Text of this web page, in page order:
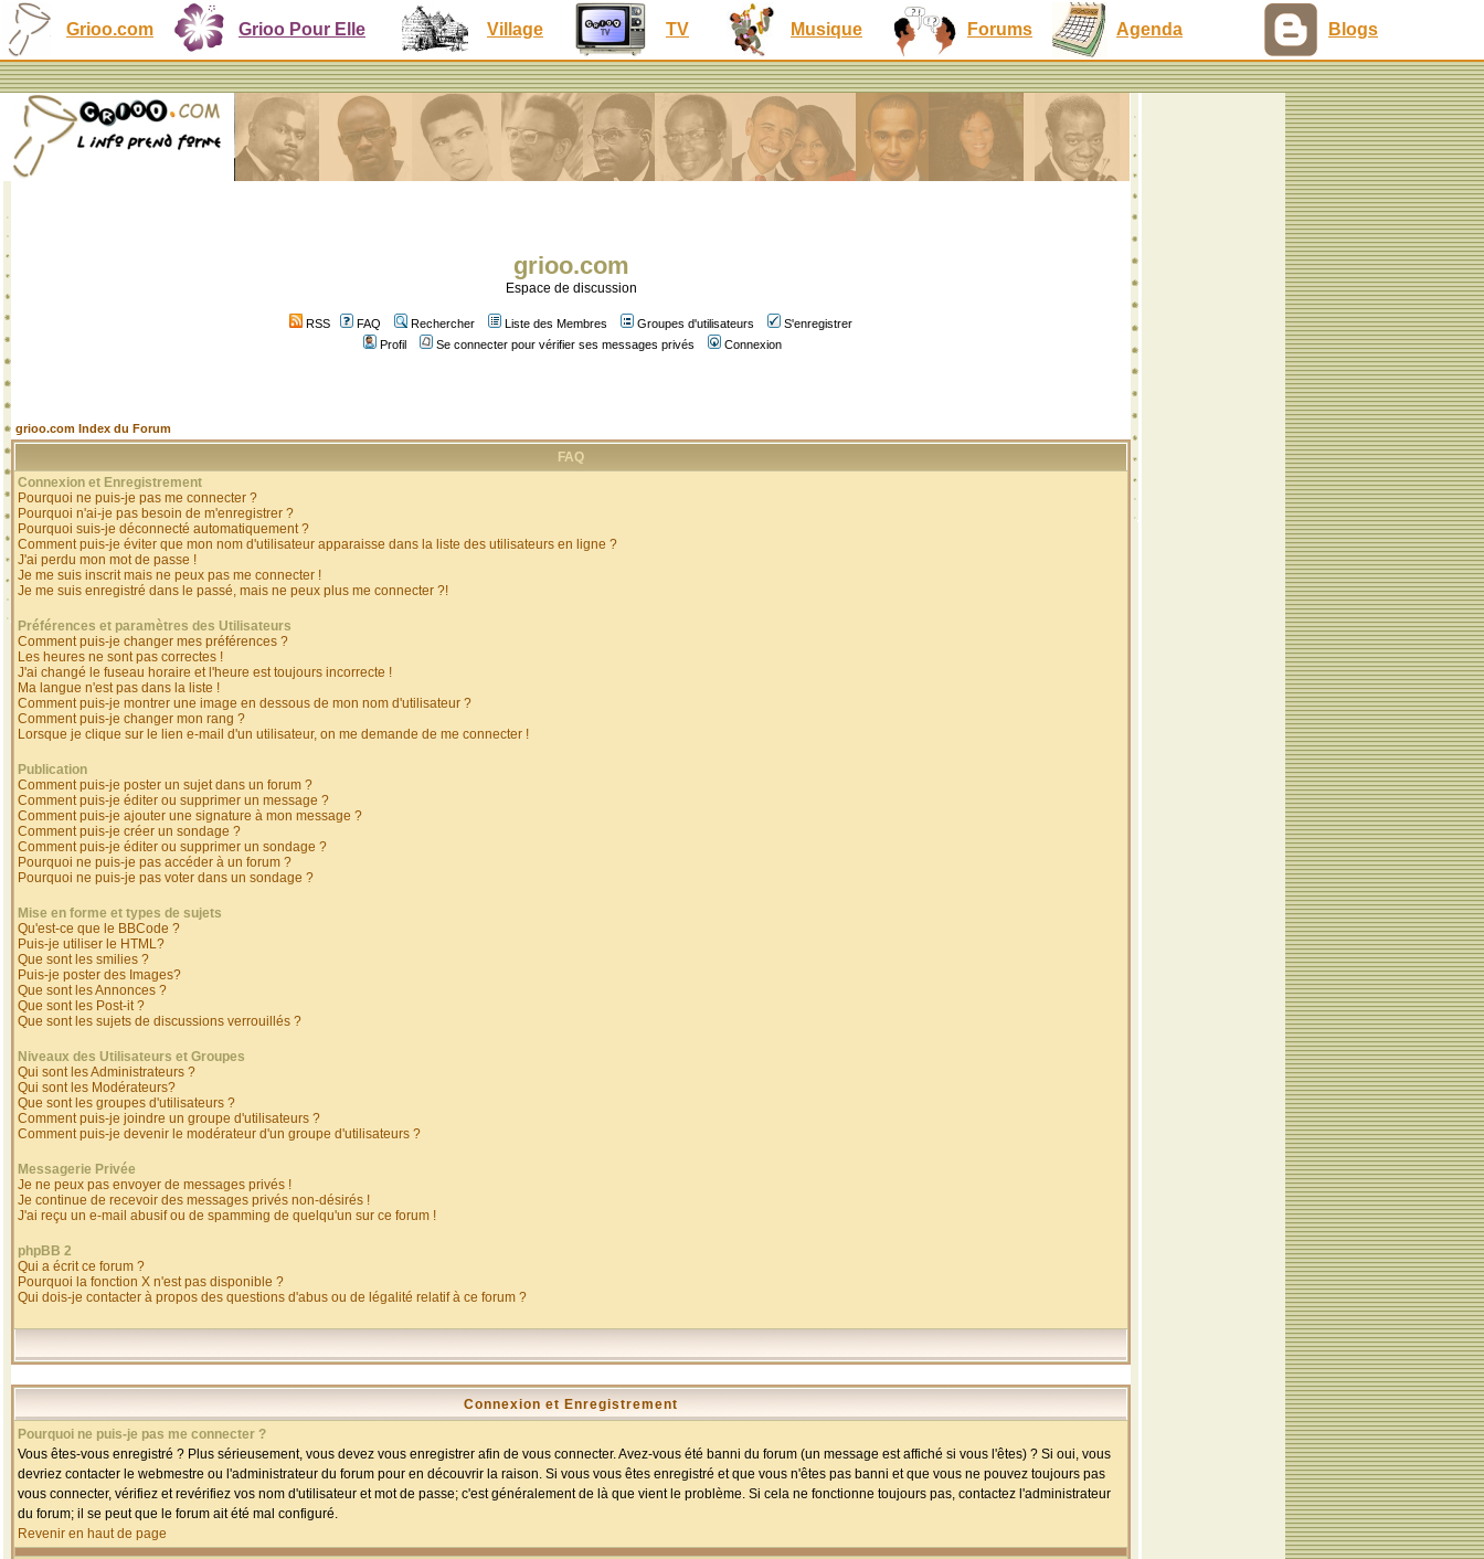
Grioo.com Grioo Pour Elle Village TV Musique Forums Agenda Blogs
grioo.com
Espace de discussion
RSS FAQ Rechercher Liste des Membres Groupes d'utilisateurs
S'enregistrer
Profil
Se connecter pour vérifier ses messages privés Connexion
grioo.com Index du Forum
FAQ
Connexion et Enregistrement
Pourquoi ne puis-je pas me connecter ?
Pourquoi n'ai-je pas besoin de m'enregistrer ?
Pourquoi suis-je déconnecté automatiquement ?
Comment puis-je éviter que mon nom d'utilisateur apparaisse dans la liste des utilisateurs en ligne ?
J'ai perdu mon mot de passe !
Je me suis inscrit mais ne peux pas me connecter !
Je me suis enregistré dans le passé, mais ne peux plus me connecter ?!
Préférences et paramètres des Utilisateurs
Comment puis-je changer mes préférences ?
Les heures ne sont pas correctes !
J'ai changé le fuseau horaire et l'heure est toujours incorrecte !
Ma langue n'est pas dans la liste !
Comment puis-je montrer une image en dessous de mon nom d'utilisateur ?
Comment puis-je changer mon rang ?
Lorsque je clique sur le lien e-mail d'un utilisateur, on me demande de me connecter !
Publication
Comment puis-je poster un sujet dans un forum ?
Comment puis-je éditer ou supprimer un message ?
Comment puis-je ajouter une signature à mon message ?
Comment puis-je créer un sondage ?
Comment puis-je éditer ou supprimer un sondage ?
Pourquoi ne puis-je pas accéder à un forum ?
Pourquoi ne puis-je pas voter dans un sondage ?
Mise en forme et types de sujets
Qu'est-ce que le BBCode ?
Puis-je utiliser le HTML?
Que sont les smilies ?
Puis-je poster des Images?
Que sont les Annonces ?
Que sont les Post-it ?
Que sont les sujets de discussions verrouillés ?
Niveaux des Utilisateurs et Groupes
Qui sont les Administrateurs ?
Qui sont les Modérateurs?
Que sont les groupes d'utilisateurs ?
Comment puis-je joindre un groupe d'utilisateurs ?
Comment puis-je devenir le modérateur d'un groupe d'utilisateurs ?
Messagerie Privée
Je ne peux pas envoyer de messages privés !
Je continue de recevoir des messages privés non-désirés !
J'ai reçu un e-mail abusif ou de spamming de quelqu'un sur ce forum !
phpBB 2
Qui a écrit ce forum ?
Pourquoi la fonction X n'est pas disponible ?
Qui dois-je contacter à propos des questions d'abus ou de légalité relatif à ce forum ?
Connexion et Enregistrement
Pourquoi ne puis-je pas me connecter ?
Vous êtes-vous enregistré ? Plus sérieusement, vous devez vous enregistrer afin de vous connecter. Avez-vous été banni du forum (un message est affiché si vous l'êtes) ? Si oui, vous
devriez contacter le webmestre ou l'administrateur du forum pour en découvrir la raison. Si vous vous êtes enregistré et que vous n'êtes pas banni et que vous ne pouvez toujours pas
vous connecter, vérifiez et revérifiez vos nom d'utilisateur et mot de passe; c'est généralement de là que vient le problème. Si cela ne fonctionne toujours pas, contactez l'administrateur
du forum; il se peut que le forum ait été mal configuré.
Revenir en haut de page